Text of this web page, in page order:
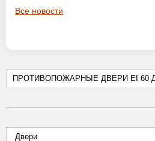
ПРОТИВОПОЖАРНЫЕ ДВЕРИ EI 60
Все новости